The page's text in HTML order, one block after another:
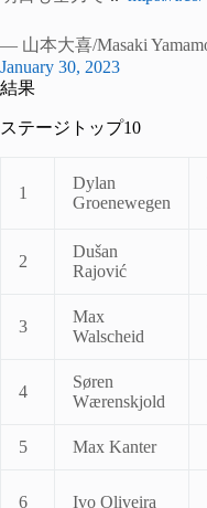
— 山本大喜/Masaki
January 30, 2023
結果
ステージトップ10
1
Dylan
Groenewegen
2
Dušan
Rajović
3
Max
Walscheid
4
Søren
Wærenskjold
5 Max Kanter
6 Ivo Oliveira